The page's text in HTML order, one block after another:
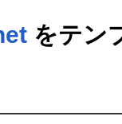
をテン